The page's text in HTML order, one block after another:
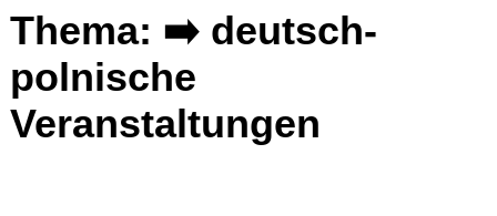
Menüpunkte
Startseite
Gesellschaft
Wirtschaft
Thema: ➡️ deutsch-
polnische
Veranstaltungen